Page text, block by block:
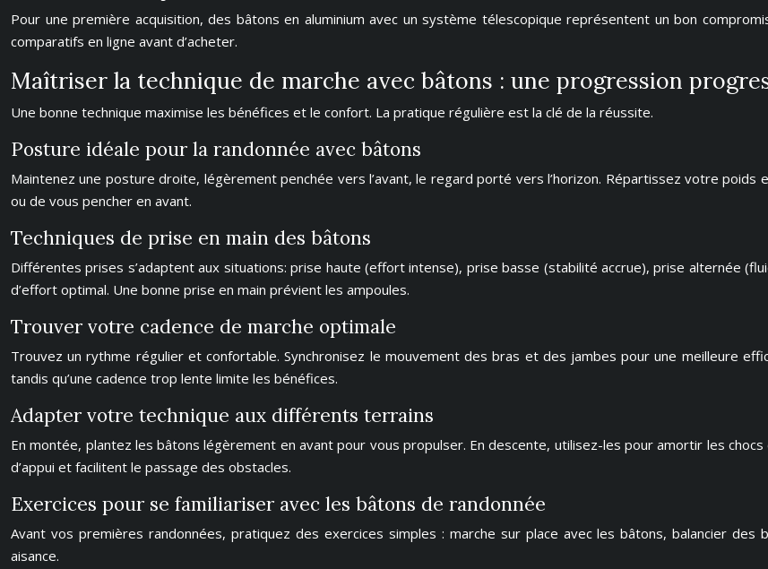
Pour une première acquisition, des bâtons en aluminium avec un système télescopique représentent un bon
comparatifs en ligne avant d’acheter.
Maîtriser la technique de marche avec bâtons : une progression
Une bonne technique maximise les bénéfices et le confort. La pratique régulière est la clé de la réussite.
Posture idéale pour la randonnée avec bâtons
Maintenez une posture droite, légèrement penchée vers l’avant, le regard porté vers l’horizon. Répartissez votre
ou de vous pencher en avant.
Techniques de prise en main des bâtons
Différentes prises s’adaptent aux situations: prise haute (effort intense), prise basse (stabilité accrue), prise alternée
d’effort optimal. Une bonne prise en main prévient les ampoules.
Trouver votre cadence de marche optimale
Trouvez un rythme régulier et confortable. Synchronisez le mouvement des bras et des jambes pour une meilleure
tandis qu’une cadence trop lente limite les bénéfices.
Adapter votre technique aux différents terrains
En montée, plantez les bâtons légèrement en avant pour vous propulser. En descente, utilisez-les pour amortir les
d’appui et facilitent le passage des obstacles.
Exercices pour se familiariser avec les bâtons de randonnée
Avant vos premières randonnées, pratiquez des exercices simples : marche sur place avec les bâtons, balancier
aisance.